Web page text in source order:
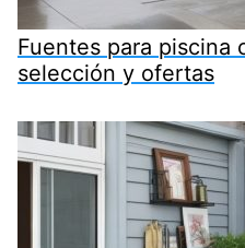
Fuentes para piscina
selección y ofertas